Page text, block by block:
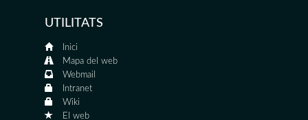
UTILITATS
Inici
Mapa del web
Webmail
Intranet
Wiki
El web